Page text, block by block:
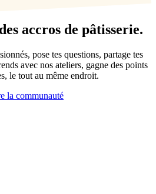
des accros de pâtisserie.
pose tes questions, partage tes
avec nos ateliers, gagne des points
le tout au même endroit.
la communauté